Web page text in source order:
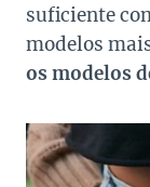
suficiente
modelos
os modelos